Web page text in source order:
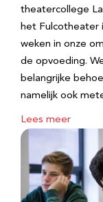
theatercollege
het Fulcotheater
weken in onze
de opvoeding.
belangrijke
namelijk ook
Lees meer